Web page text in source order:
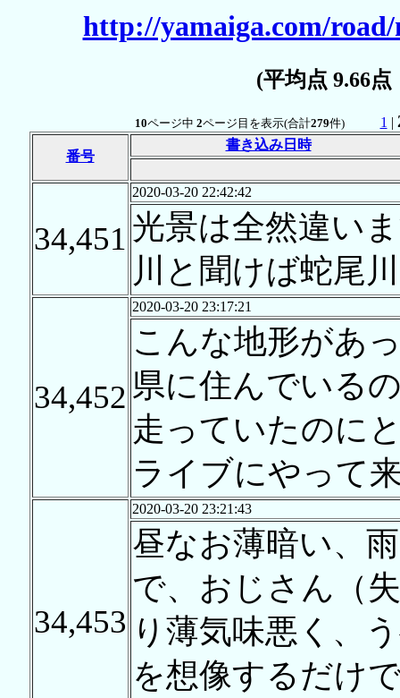
http://yamaiga.com/
(平均点 9.66
10ページ中 2ページ目を表示(合計279件) 1 |
番号
書き込み日時
34,451
2020-03-20 22:42:42
光景は全然違い
川と聞けば蛇尾
34,452
2020-03-20 23:17:21
こんな地形があ
県に住んでいる
走っていたのに
ライブにやって
34,453
2020-03-20 23:21:43
昼なお薄暗い、
で、おじさん（
り薄気味悪く、
を想像するだけ